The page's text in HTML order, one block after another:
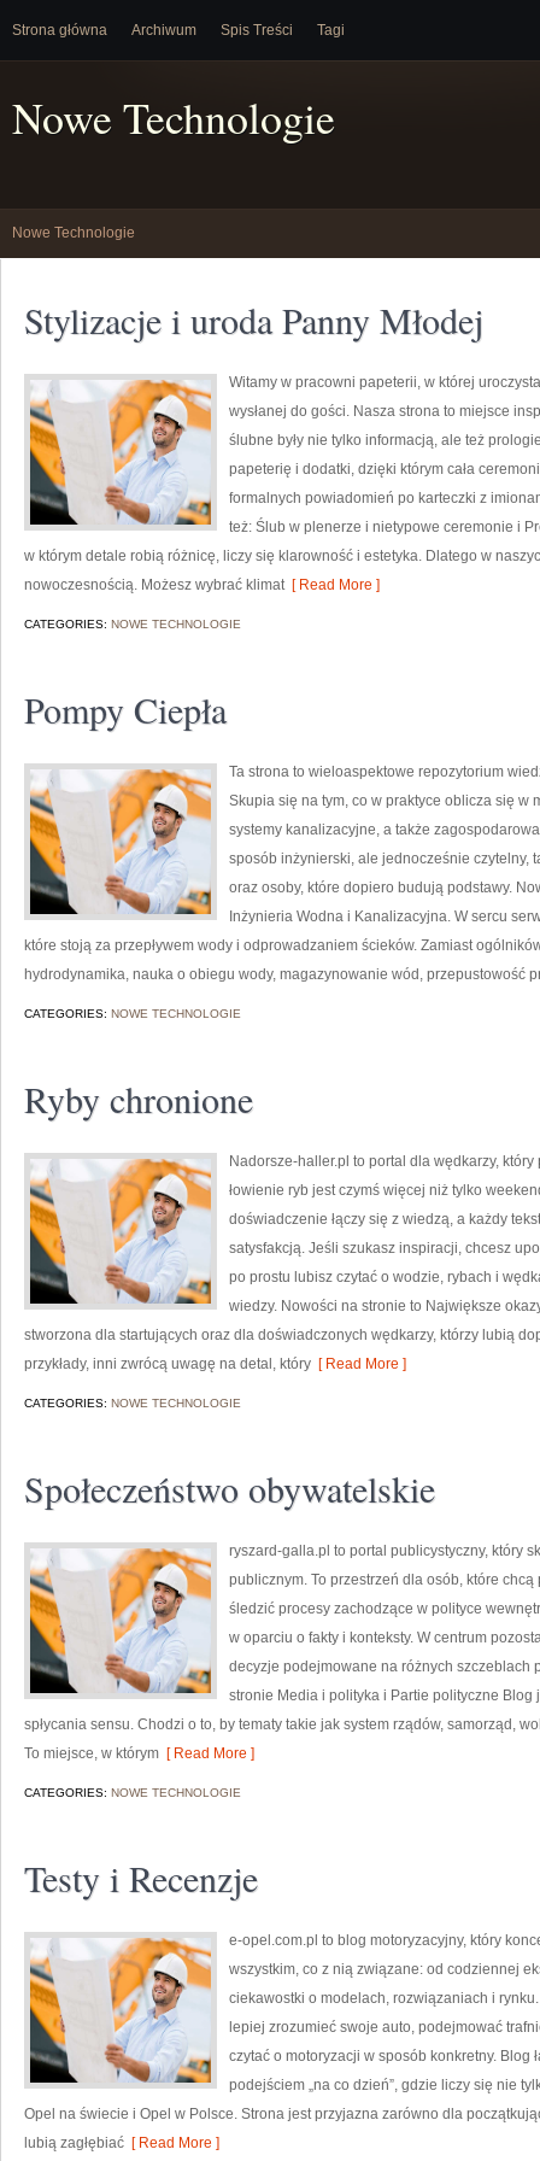
Strona główna Archiwum Spis Treści Tagi
Nowe Technologie
Nowe Technologie
Stylizacje i uroda Panny Młodej
Witamy w pracowni papeterii, w której
wysłanej do gości. Nasza strona to miejsce
ślubne były nie tylko informacją, ale też
papeterię i dodatki, dzięki którym cała
formalnych powiadomień po karteczki z
też: Ślub w plenerze i nietypowe ceremonie i
w którym detale robią różnicę, liczy się klarowność i estetyka. Dlatego w
nowoczesnością. Możesz wybrać klimat[ Read More ]
CATEGORIES: NOWE TECHNOLOGIE
Pompy Ciepła
Ta strona to wieloaspektowe repozytorium
Skupia się na tym, co w praktyce oblicza się w
systemy kanalizacyjne, a także
sposób inżynierski, ale jednocześnie czytelny,
oraz osoby, które dopiero budują podstawy.
Inżynieria Wodna i Kanalizacyjna. W sercu
które stoją za przepływem wody i odprowadzaniem ścieków. Zamiast
hydrodynamika, nauka o obiegu wody, magazynowanie wód, przepustowość
CATEGORIES: NOWE TECHNOLOGIE
Ryby chronione
Nadorsze-haller.pl to portal dla wędkarzy,
łowienie ryb jest czymś więcej niż tylko
doświadczenie łączy się z wiedzą, a każdy
satysfakcją. Jeśli szukasz inspiracji, chcesz
po prostu lubisz czytać o wodzie, rybach i
wiedzy. Nowości na stronie to Największe
stworzona dla startujących oraz dla doświadczonych wędkarzy, którzy lubią
przykłady, inni zwrócą uwagę na detal, który [ Read More ]
CATEGORIES: NOWE TECHNOLOGIE
Społeczeństwo obywatelskie
ryszard-galla.pl to portal publicystyczny, który
publicznym. To przestrzeń dla osób, które
śledzić procesy zachodzące w polityce
w oparciu o fakty i konteksty. W centrum
decyzje podejmowane na różnych szczeblach
stronie Media i polityka i Partie polityczne Blog
spłycania sensu. Chodzi o to, by tematy takie jak system rządów, samorząd,
To miejsce, w którym [ Read More ]
CATEGORIES: NOWE TECHNOLOGIE
Testy i Recenzje
e-opel.com.pl to blog motoryzacyjny, który
wszystkim, co z nią związane: od codziennej
ciekawostki o modelach, rozwiązaniach i
lepiej zrozumieć swoje auto, podejmować
czytać o motoryzacji w sposób konkretny. Blog
podejściem „na co dzień”, gdzie liczy się nie
Opel na świecie i Opel w Polsce. Strona jest przyjazna zarówno dla
lubią zagłębiać [ Read More ]